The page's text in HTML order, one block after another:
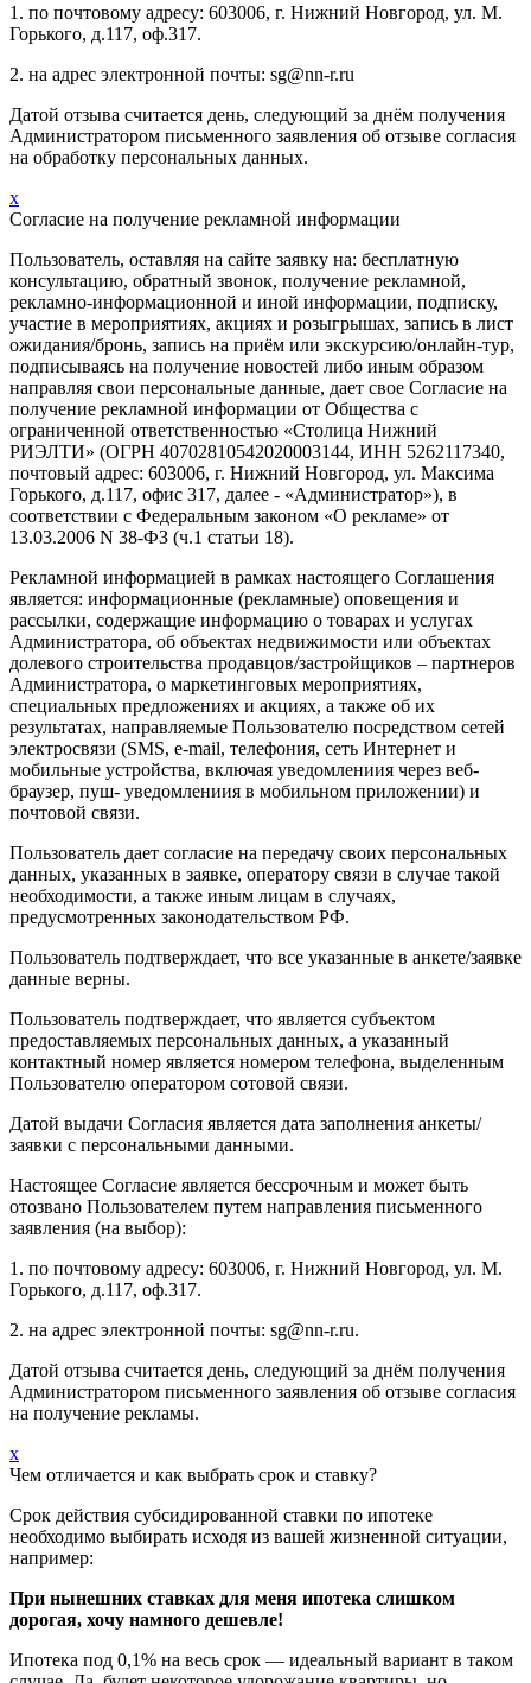
1. по почтовому адресу: 603006, г. Нижний Новгород, ул. М.
Горького, д.117, оф.317.
2. на адрес электронной почты: sg@nn-r.ru
Датой отзыва считается день, следующий за днём получения
Администратором письменного заявления об отзыве согласия
на обработку персональных данных.
x
Согласие на получение рекламной информации
Пользователь, оставляя на сайте заявку на: бесплатную
консультацию, обратный звонок, получение рекламной,
рекламно-информационной и иной информации, подписку,
участие в мероприятиях, акциях и розыгрышах, запись в лист
ожидания/бронь, запись на приём или экскурсию/онлайн-тур,
подписываясь на получение новостей либо иным образом
направляя свои персональные данные, дает свое Согласие на
получение рекламной информации от Общества с
ограниченной ответственностью «Столица Нижний
РИЭЛТИ» (ОГРН 40702810542020003144, ИНН 5262117340,
почтовый адрес: 603006, г. Нижний Новгород, ул. Максима
Горького, д.117, офис 317, далее - «Администратор»), в
соответствии с Федеральным законом «О рекламе» от
13.03.2006 N 38-ФЗ (ч.1 статьи 18).
Рекламной информацией в рамках настоящего Соглашения
является: информационные (рекламные) оповещения и
рассылки, содержащие информацию о товарах и услугах
Администратора, об объектах недвижимости или объектах
долевого строительства продавцов/застройщиков – партнеров
Администратора, о маркетинговых мероприятиях,
специальных предложениях и акциях, а также об их
результатах, направляемые Пользователю посредством сетей
электросвязи (SMS, e-mail, телефония, сеть Интернет и
мобильные устройства, включая уведомлениия через веб-
браузер, пуш- уведомлениия в мобильном приложении) и
почтовой связи.
Пользователь дает согласие на передачу своих персональных
данных, указанных в заявке, оператору связи в случае такой
необходимости, а также иным лицам в случаях,
предусмотренных законодательством РФ.
Пользователь подтверждает, что все указанные в анкете/заявке
данные верны.
Пользователь подтверждает, что является субъектом
предоставляемых персональных данных, а указанный
контактный номер является номером телефона, выделенным
Пользователю оператором сотовой связи.
Датой выдачи Согласия является дата заполнения анкеты/
заявки с персональными данными.
Настоящее Согласие является бессрочным и может быть
отозвано Пользователем путем направления письменного
заявления (на выбор):
1. по почтовому адресу: 603006, г. Нижний Новгород, ул. М.
Горького, д.117, оф.317.
2. на адрес электронной почты: sg@nn-r.ru.
Датой отзыва считается день, следующий за днём получения
Администратором письменного заявления об отзыве согласия
на получение рекламы.
x
Чем отличается и как выбрать срок и ставку?
Срок действия субсидированной ставки по ипотеке
необходимо выбирать исходя из вашей жизненной ситуации,
например:
При нынешних ставках для меня ипотека слишком
дорогая, хочу намного дешевле!
Ипотека под 0,1% на весь срок — идеальный вариант в таком